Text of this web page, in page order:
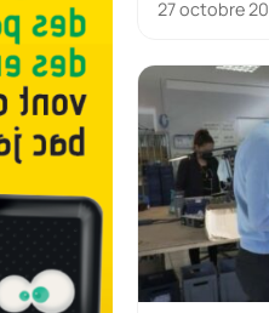
27 octobre